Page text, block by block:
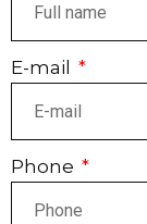
E-mail
Phone